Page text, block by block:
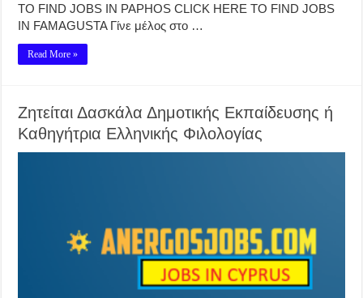
TO FIND JOBS IN PAPHOS CLICK HERE TO FIND JOBS
IN FAMAGUSTA Γίνε μέλος στο …
Read More »
Ζητείται Δασκάλα Δημοτικής Εκπαίδευσης ή
Καθηγήτρια Ελληνικής Φιλολογίας